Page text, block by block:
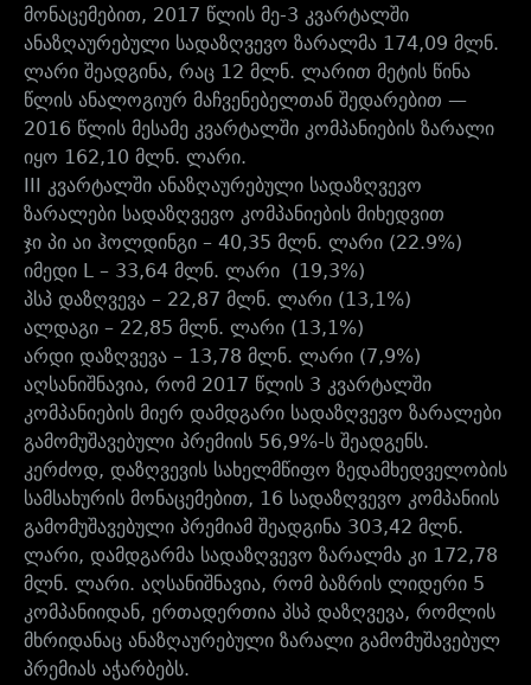
მონაცემებით, 2017 წლის მე-3 კვარტალში
ანაზღაურებული სადაზღვევო ზარალმა 174,09 მლნ.
ლარი შეადგინა, რაც 12 მლნ. ლარით მეტის წინა
წლის ანალოგიურ მაჩვენებელთან შედარებით —
2016 წლის მესამე კვარტალში კომპანიების ზარალი
იყო 162,10 მლნ. ლარი.
III კვარტალში ანაზღაურებული სადაზღვევო
ზარალები სადაზღვევო კომპანიების მიხედვით
ჯი პი აი ჰოლდინგი – 40,35 მლნ. ლარი (22.9%)
იმედი L – 33,64 მლნ. ლარი (19,3%)
პსპ დაზღვევა – 22,87 მლნ. ლარი (13,1%)
ალდაგი – 22,85 მლნ. ლარი (13,1%)
არდი დაზღვევა – 13,78 მლნ. ლარი (7,9%)
აღსანიშნავია, რომ 2017 წლის 3 კვარტალში
კომპანიების მიერ დამდგარი სადაზღვევო ზარალები
გამომუშავებული პრემიის 56,9%-ს შეადგენს.
კერძოდ, დაზღვევის სახელმწიფო ზედამხედველობის
სამსახურის მონაცემებით, 16 სადაზღვევო კომპანიის
გამომუშავებული პრემიამ შეადგინა 303,42 მლნ.
ლარი, დამდგარმა სადაზღვევო ზარალმა კი 172,78
მლნ. ლარი. აღსანიშნავია, რომ ბაზრის ლიდერი 5
კომპანიიდან, ერთადერთია პსპ დაზღვევა, რომლის
მხრიდანაც ანაზღაურებული ზარალი გამომუშავებულ
პრემიას აჭარბებს.